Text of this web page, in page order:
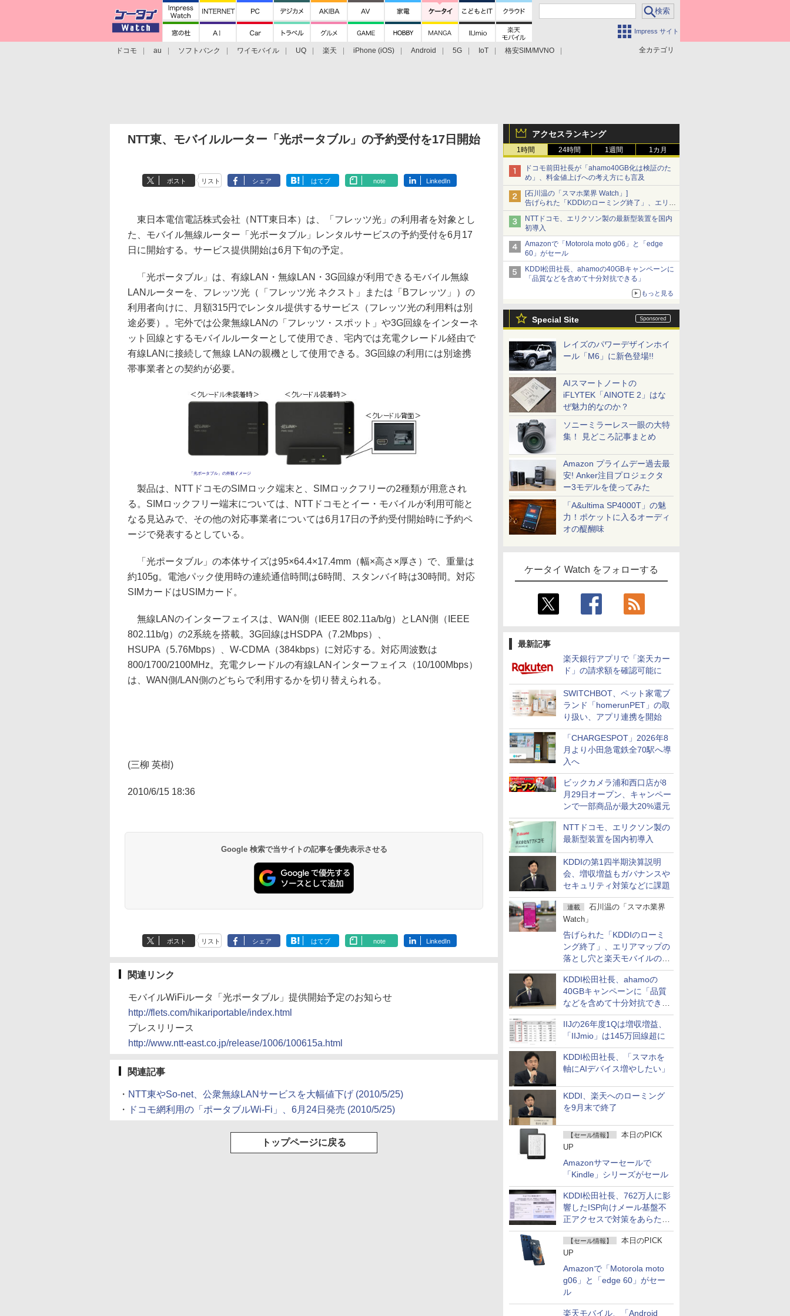
Impress サイト
全カテゴリ
ドコモ au ソフトバンク ワイモバイル UQ 楽天 iPhone (iOS) Android 5G IoT
格安SIM/MVNO
アクセスランキング
1時間 24時間 1週間 1カ月
ドコモ前田社長が「ahamo40GB化は検証のた
め」、料金値上げへの考え方にも言及
[石川温の「スマホ業界 Watch」]
告げられた「KDDIのローミング終了」、エリア
マップの落とし穴と楽天モバイルの課題
NTTドコモ、エリクソン製の最新型装置を国内
初導入
Amazonで「Motorola moto g06」と「edge
60」がセール
KDDI松田社長、ahamoの40GBキャンペーンに
「品質などを含めて十分対抗できる」
もっと見る
Special Site
レイズのパワーデザインホイ
ール「M6」に新色登場!!
AIスマートノートの
iFLYTEK「AINOTE 2」はな
ぜ魅力的なのか？
ソニーミラーレス一眼の大特
集！ 見どころ記事まとめ
Amazon プライムデー過去最
安! Anker注目プロジェクタ
ー3モデルを使ってみた
「A&ultima SP4000T」の魅
力！ポケットに入るオーディ
オの醍醐味
ケータイ Watch をフォローする
最新記事
楽天銀行アプリで「楽天カー
ド」の請求額を確認可能に
SWITCHBOT、ペット家電ブ
ランド「homerunPET」の取
り扱い、アプリ連携を開始
「CHARGESPOT」2026年8
月より小田急電鉄全70駅へ導
入へ
ビックカメラ浦和西口店が8
月29日オープン、キャンペー
ンで一部商品が最大20%還元
NTTドコモ、エリクソン製の
最新型装置を国内初導入
KDDIの第1四半期決算説明
会、増収増益もガバナンスや
セキュリティ対策などに課題
連載
石川温の「スマホ業界
Watch」
告げられた「KDDIのローミ
ング終了」、エリアマップの
落とし穴と楽天モバイルの課
題
KDDI松田社長、ahamoの
40GBキャンペーンに「品質
などを含めて十分対抗でき
る」
IIJの26年度1Qは増収増益、
「IIJmio」は145万回線超に
KDDI松田社長、「スマホを
軸にAIデバイス増やしたい」
KDDI、楽天へのローミング
を9月末で終了
【セール情報】
本日のPICK
UP
Amazonサマーセールで
「Kindle」シリーズがセール
KDDI松田社長、762万人に影
響したISP向けメール基盤不
正アクセスで対策をあらため
て説明
【セール情報】
本日のPICK
UP
Amazonで「Motorola moto
g06」と「edge 60」がセー
ル
楽天モバイル、「Android
NTT東、モバイルルーター「光ポータブル」の予約受付を17日開始
ポスト リスト シェア はてブ note LinkedIn
東日本電信電話株式会社（NTT東日本）は、「フレッツ光」の利用者を対象とし
た、モバイル無線ルーター「光ポータブル」レンタルサービスの予約受付を6月17
日に開始する。サービス提供開始は6月下旬の予定。
「光ポータブル」は、有線LAN・無線LAN・3G回線が利用できるモバイル無線
LANルーターを、フレッツ光（「フレッツ光 ネクスト」または「Bフレッツ」）の
利用者向けに、月額315円でレンタル提供するサービス（フレッツ光の利用料は別
途必要）。宅外では公衆無線LANの「フレッツ・スポット」や3G回線をインターネ
ット回線とするモバイルルーターとして使用でき、宅内では充電クレードル経由で
有線LANに接続して無線 LANの親機として使用できる。3G回線の利用には別途携
帯事業者との契約が必要。
「光ポータブル」の外観イメージ
製品は、NTTドコモのSIMロック端末と、SIMロックフリーの2種類が用意され
る。SIMロックフリー端末については、NTTドコモとイー・モバイルが利用可能と
なる見込みで、その他の対応事業者については6月17日の予約受付開始時に予約ペ
ージで発表するとしている。
「光ポータブル」の本体サイズは95×64.4×17.4mm（幅×高さ×厚さ）で、重量は
約105g。電池パック使用時の連続通信時間は6時間、スタンバイ時は30時間。対応
SIMカードはUSIMカード。
無線LANのインターフェイスは、WAN側（IEEE 802.11a/b/g）とLAN側（IEEE
802.11b/g）の2系統を搭載。3G回線はHSDPA（7.2Mbps）、
HSUPA（5.76Mbps）、W-CDMA（384kbps）に対応する。対応周波数は
800/1700/2100MHz。充電クレードルの有線LANインターフェイス（10/100Mbps）
は、WAN側/LAN側のどちらで利用するかを切り替えられる。
(三柳 英樹)
2010/6/15 18:36
Google 検索で当サイトの記事を優先表示させる
ポスト リスト シェア はてブ note LinkedIn
関連リンク
モバイルWiFiルータ「光ポータブル」提供開始予定のお知らせ
http://flets.com/hikariportable/index.html
プレスリリース
http://www.ntt-east.co.jp/release/1006/100615a.html
関連記事
・ NTT東やSo-net、公衆無線LANサービスを大幅値下げ (2010/5/25)
・
ドコモ網利用の「ポータブルWi-Fi」、6月24日発売 (2010/5/25)
トップページに戻る